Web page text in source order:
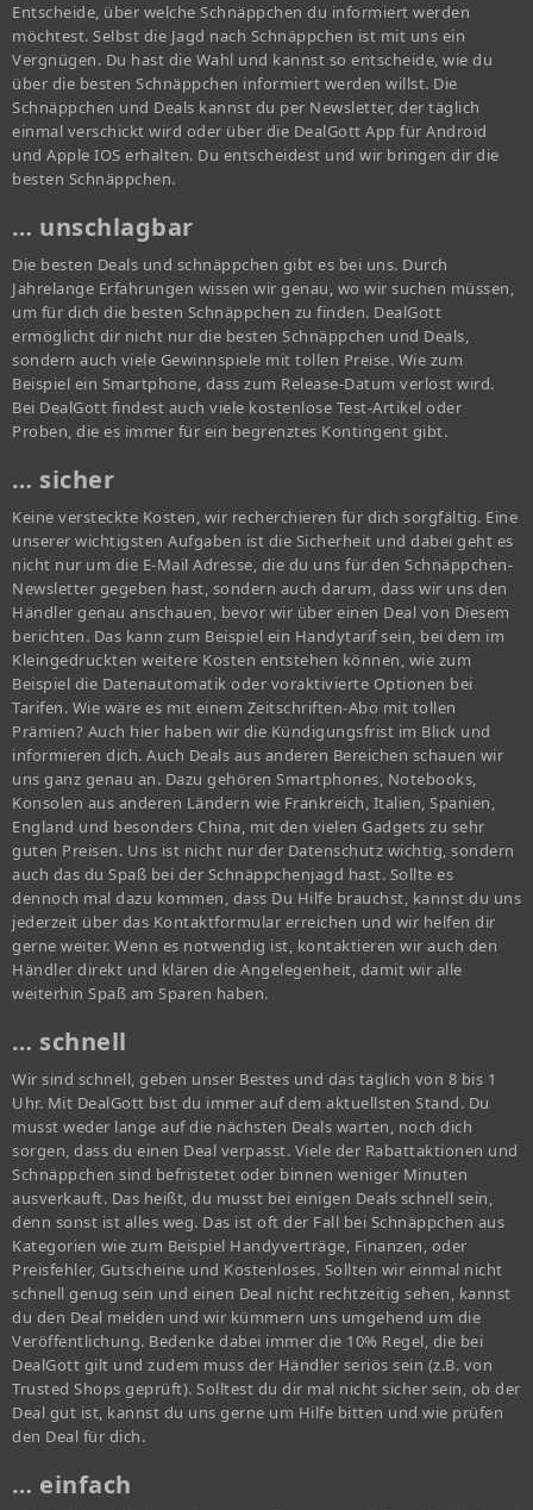
Entscheide, über welche Schnäppchen du informiert werden
möchtest. Selbst die Jagd nach Schnäppchen ist mit uns ein
Vergnügen. Du hast die Wahl und kannst so entscheide, wie du
über die besten Schnäppchen informiert werden willst. Die
Schnäppchen und Deals kannst du per Newsletter, der täglich
einmal verschickt wird oder über die DealGott App für Android
und Apple IOS erhalten. Du entscheidest und wir bringen dir die
besten Schnäppchen.
… unschlagbar
Die besten Deals und schnäppchen gibt es bei uns. Durch
Jahrelange Erfahrungen wissen wir genau, wo wir suchen müssen,
um für dich die besten Schnäppchen zu finden. DealGott
ermöglicht dir nicht nur die besten Schnäppchen und Deals,
sondern auch viele Gewinnspiele mit tollen Preise. Wie zum
Beispiel ein Smartphone, dass zum Release-Datum verlost wird.
Bei DealGott findest auch viele kostenlose Test-Artikel oder
Proben, die es immer für ein begrenztes Kontingent gibt.
… sicher
Keine versteckte Kosten, wir recherchieren für dich sorgfältig. Eine
unserer wichtigsten Aufgaben ist die Sicherheit und dabei geht es
nicht nur um die E-Mail Adresse, die du uns für den Schnäppchen-
Newsletter gegeben hast, sondern auch darum, dass wir uns den
Händler genau anschauen, bevor wir über einen Deal von Diesem
berichten. Das kann zum Beispiel ein Handytarif sein, bei dem im
Kleingedruckten weitere Kosten entstehen können, wie zum
Beispiel die Datenautomatik oder voraktivierte Optionen bei
Tarifen. Wie wäre es mit einem Zeitschriften-Abo mit tollen
Prämien? Auch hier haben wir die Kündigungsfrist im Blick und
informieren dich. Auch Deals aus anderen Bereichen schauen wir
uns ganz genau an. Dazu gehören Smartphones, Notebooks,
Konsolen aus anderen Ländern wie Frankreich, Italien, Spanien,
England und besonders China, mit den vielen Gadgets zu sehr
guten Preisen. Uns ist nicht nur der Datenschutz wichtig, sondern
auch das du Spaß bei der Schnäppchenjagd hast. Sollte es
dennoch mal dazu kommen, dass Du Hilfe brauchst, kannst du uns
jederzeit über das Kontaktformular erreichen und wir helfen dir
gerne weiter. Wenn es notwendig ist, kontaktieren wir auch den
Händler direkt und klären die Angelegenheit, damit wir alle
weiterhin Spaß am Sparen haben.
… schnell
Wir sind schnell, geben unser Bestes und das täglich von 8 bis 1
Uhr. Mit DealGott bist du immer auf dem aktuellsten Stand. Du
musst weder lange auf die nächsten Deals warten, noch dich
sorgen, dass du einen Deal verpasst. Viele der Rabattaktionen und
Schnäppchen sind befristetet oder binnen weniger Minuten
ausverkauft. Das heißt, du musst bei einigen Deals schnell sein,
denn sonst ist alles weg. Das ist oft der Fall bei Schnäppchen aus
Kategorien wie zum Beispiel Handyverträge, Finanzen, oder
Preisfehler, Gutscheine und Kostenloses. Sollten wir einmal nicht
schnell genug sein und einen Deal nicht rechtzeitig sehen, kannst
du den Deal melden und wir kümmern uns umgehend um die
Veröffentlichung. Bedenke dabei immer die 10% Regel, die bei
DealGott gilt und zudem muss der Händler seriös sein (z.B. von
Trusted Shops geprüft). Solltest du dir mal nicht sicher sein, ob der
Deal gut ist, kannst du uns gerne um Hilfe bitten und wie prüfen
den Deal für dich.
… einfach